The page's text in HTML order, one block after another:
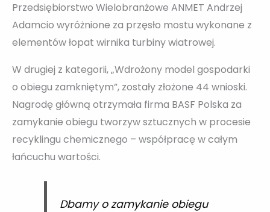
Przedsiębiorstwo Wielobranżowe ANMET Andrzej
Adamcio wyróżnione za przęsło mostu wykonane z
elementów łopat wirnika turbiny wiatrowej.
W drugiej z kategorii, „Wdrożony model gospodarki
o obiegu zamkniętym”, zostały złożone 44 wnioski.
Nagrodę główną otrzymała firma BASF Polska za
zamykanie obiegu tworzyw sztucznych w procesie
recyklingu chemicznego – współpracę w całym
łańcuchu wartości.
Dbamy o zamykanie obiegu